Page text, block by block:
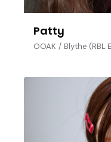
Patty
OOAK / Blythe (RBL